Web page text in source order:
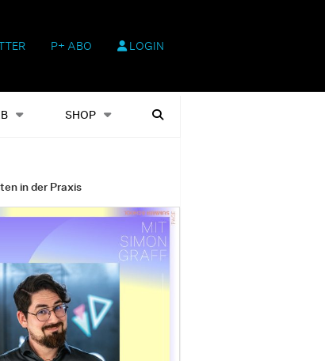
P+ ABO LOGIN
SHOP
Heftausgaben Suchen
in der Praxis